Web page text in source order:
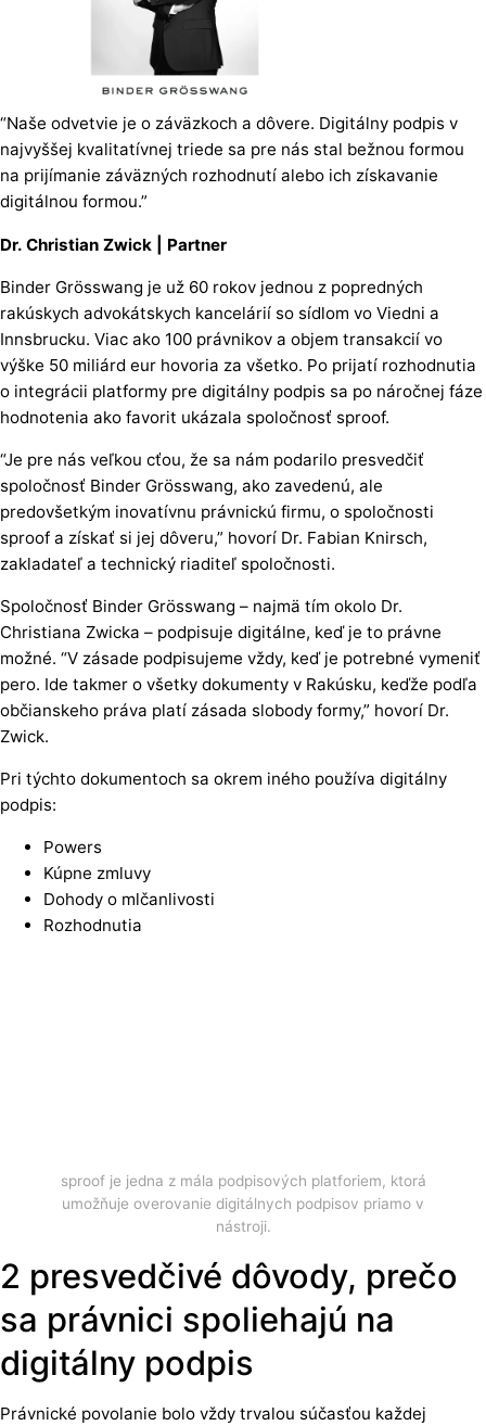
“Naše odvetvie je o záväzkoch a dôvere. Digitálny podpis v
najvyššej kvalitatívnej triede sa pre nás stal bežnou formou
na prijímanie záväzných rozhodnutí alebo ich získavanie
digitálnou formou.”
Dr. Christian Zwick | Partner
Binder Grösswang je už 60 rokov jednou z popredných
rakúskych advokátskych kancelárií so sídlom vo Viedni a
Innsbrucku. Viac ako 100 právnikov a objem transakcií vo
výške 50 miliárd eur hovoria za všetko. Po prijatí rozhodnutia
o integrácii platformy pre digitálny podpis sa po náročnej fáze
hodnotenia ako favorit ukázala spoločnosť sproof.
“Je pre nás veľkou cťou, že sa nám podarilo presvedčiť
spoločnosť Binder Grösswang, ako zavedenú, ale
predovšetkým inovatívnu právnickú firmu, o spoločnosti
sproof a získať si jej dôveru,” hovorí Dr. Fabian Knirsch,
zakladateľ a technický riaditeľ spoločnosti.
Spoločnosť Binder Grösswang – najmä tím okolo Dr.
Christiana Zwicka – podpisuje digitálne, keď je to právne
možné. “V zásade podpisujeme vždy, keď je potrebné vymeniť
pero. Ide takmer o všetky dokumenty v Rakúsku, keďže podľa
občianskeho práva platí zásada slobody formy,” hovorí Dr.
Zwick.
Pri týchto dokumentoch sa okrem iného používa digitálny
podpis:
Powers
Kúpne zmluvy
Dohody o mlčanlivosti
Rozhodnutia
sproof je jedna z mála podpisových platforiem, ktorá
umožňuje overovanie digitálnych podpisov priamo v
nástroji.
2 presvedčivé dôvody, prečo
sa právnici spoliehajú na
digitálny podpis
Právnické povolanie bolo vždy trvalou súčasťou každej